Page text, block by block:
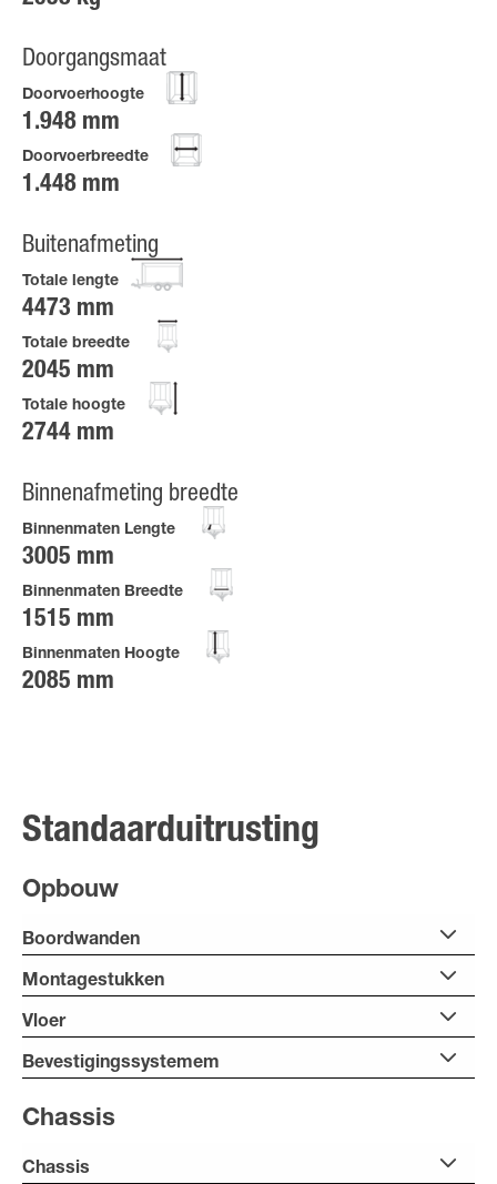
Doorgangsmaat
Doorvoerhoogte
1.948 mm
Doorvoerbreedte
1.448 mm
Buitenafmeting
Totale lengte
4473 mm
Totale breedte
2045 mm
Totale hoogte
2744 mm
Binnenafmeting breedte
Binnenmaten Lengte
3005 mm
Binnenmaten Breedte
1515 mm
Binnenmaten Hoogte
2085 mm
Standaarduitrusting
Opbouw
Boordwanden
Montagestukken
Vloer
Bevestigingssystemem
Chassis
Chassis